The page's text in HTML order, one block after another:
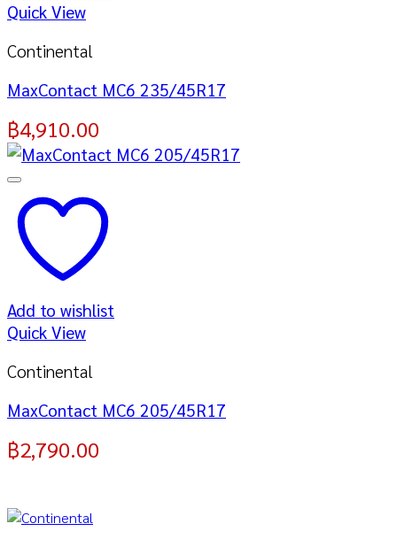
Quick View
Continental
MaxContact MC6 235/45R17
฿4,910.00
Add to wishlist
Quick View
Continental
MaxContact MC6 205/45R17
฿2,790.00